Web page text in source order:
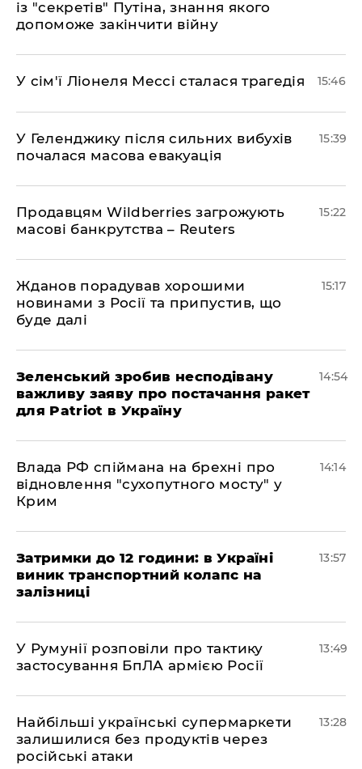
із "секретів" Путіна, знання якого
допоможе закінчити війну
У сім'ї Ліонеля Мессі сталася трагедія 15:46
У Геленджику після сильних вибухів
почалася масова евакуація
15:39
Продавцям Wildberries загрожують
масові банкрутства – Reuters
15:22
Жданов порадував хорошими
новинами з Росії та припустив, що
буде далі
15:17
Зеленський зробив несподівану
важливу заяву про постачання ракет
для Patriot в Україну
14:54
Влада РФ спіймана на брехні про
відновлення "сухопутного мосту" у
Крим
14:14
Затримки до 12 години: в Україні
виник транспортний колапс на
залізниці
13:57
У Румунії розповіли про тактику
застосування БпЛА армією Росії
13:49
Найбільші українські супермаркети
залишилися без продуктів через
російські атаки
13:28